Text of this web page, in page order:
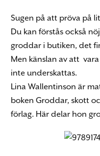
Sugen på att pröva på
Du kan förstås också
groddar i butiken, det
Men känslan av att
inte underskattas.
Lina Wallentinson är
boken Groddar, skott
förlag. Här delar hon